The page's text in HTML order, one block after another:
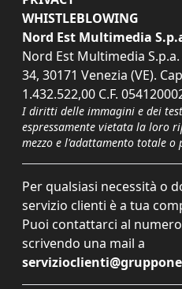
WHISTLEBLOWING
Nord Est Multimedia
Nord Est Multimedia
34, 30171 Venezia (VE).
1.432.522,00 C.F.
I diritti delle immagini e dei
espressamente vietata la loro
mezzo e l'adattamento totale o
Per qualsiasi necessità o
servizio clienti è a tua
Puoi contattarci al numero
scrivendo una mail a